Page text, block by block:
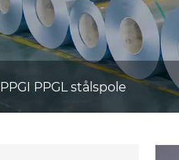
PPGI PPGL stålspole